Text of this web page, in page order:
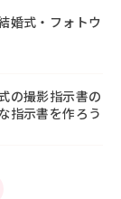
婚式・フォトウ
の撮影指示書の
指示書を作ろう